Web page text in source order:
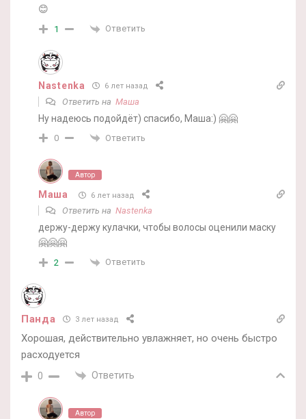
😊
1 Ответить
Nastenka 6 лет назад
Ответить на Маша
Ну надеюсь подойдёт) спасибо, Маша:) 🤗🤗
0 Ответить
Автор
Маша 6 лет назад
Ответить на Nastenka
держу-держу кулачки, чтобы волосы оценили маску
🤗🤗🤗
2 Ответить
Панда 3 лет назад
Хорошая, действительно увлажняет, но очень быстро
расходуется
0 Ответить
Автор